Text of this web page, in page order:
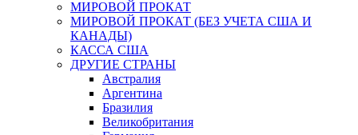
МИРОВОЙ ПРОКАТ
МИРОВОЙ ПРОКАТ (БЕЗ УЧЕТА США И
КАНАДЫ)
КАССА США
ДРУГИЕ СТРАНЫ
Австралия
Аргентина
Бразилия
Великобритания